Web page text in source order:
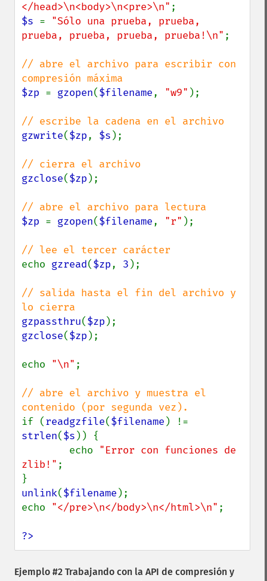
</head>\n<body>\n<pre>\n"
$s = "Sólo una prueba, prueba,
prueba, prueba, prueba, prueba!\n" ;
// abre el archivo para escribir con
$zp = gzopen($filename, "w9" );
gzwrite($zp, $s );
gzclose($zp );
$zp = gzopen($filename, "r" );
echo gzread($zp, 3 );
// salida hasta el fin del archivo y
gzpassthru($zp
gzclose($zp );
echo "\n" ;
// abre el archivo y muestra el
if (readgzfile($filename
strlen($s )) {
        echo
"Error con funciones de
zlib!" ;
unlink($filename );
echo "</pre>\n</body>\n</html>\n" ;
?>
Ejemplo #2 Trabajando con la API de compresión y